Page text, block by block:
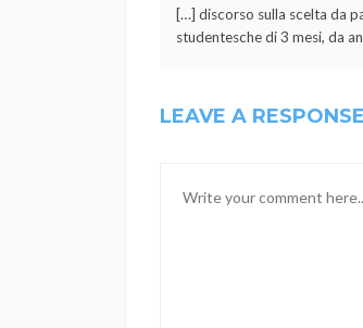
[…] discorso sulla scelta da
studentesche di 3 mesi, da
LEAVE A RESPONSE